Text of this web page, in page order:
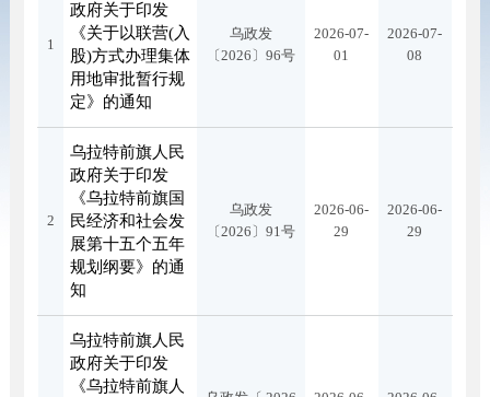
1
政府关于印发
《关于以联营(入
股)方式办理集体
用地审批暂行规
定》的通知
乌政发
〔2026〕96号
2026-07-
01
2026-07-
08
2
乌拉特前旗人民
政府关于印发
《乌拉特前旗国
民经济和社会发
展第十五个五年
规划纲要》的通
知
乌政发
〔2026〕91号
2026-06-
29
2026-06-
29
乌拉特前旗人民
政府关于印发
《乌拉特前旗人